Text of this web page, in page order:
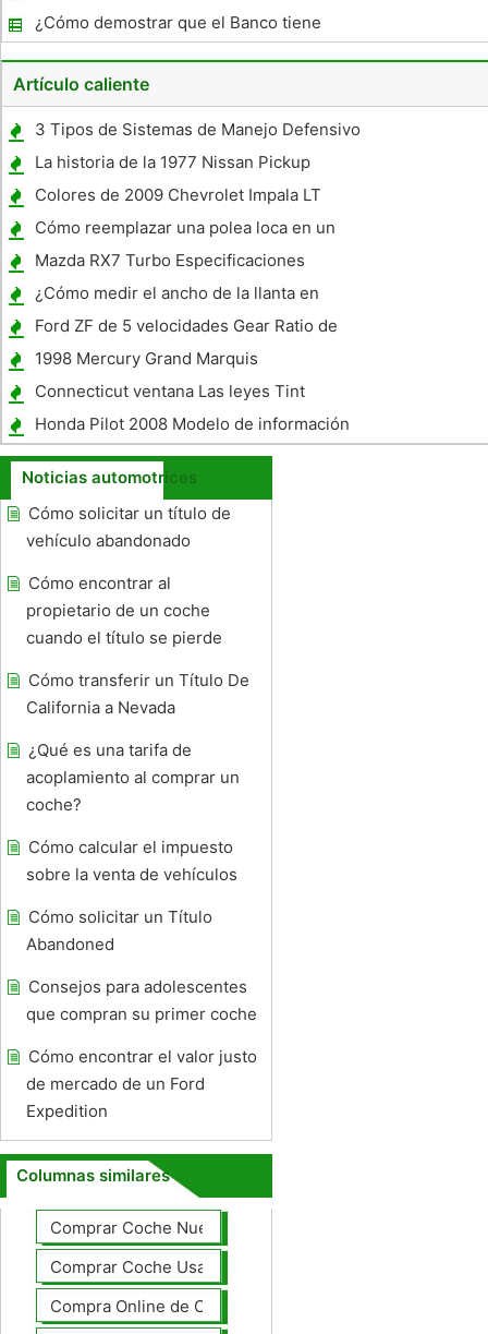
¿Cómo demostrar que el Banco tiene
seguro de Auto
Artículo caliente
3 Tipos de Sistemas de Manejo Defensivo
La historia de la 1977 Nissan Pickup
Colores de 2009 Chevrolet Impala LT
Cómo reemplazar una polea loca en un
Chevy 4.3
Mazda RX7 Turbo Especificaciones
¿Cómo medir el ancho de la llanta en
pulgadas
Ford ZF de 5 velocidades Gear Ratio de
Información
1998 Mercury Grand Marquis
Especificaciones
Connecticut ventana Las leyes Tint
Honda Pilot 2008 Modelo de información
Noticias automotrices
Cómo solicitar un título de
vehículo abandonado
Cómo encontrar al
propietario de un coche
cuando el título se pierde
Cómo transferir un Título De
California a Nevada
¿Qué es una tarifa de
acoplamiento al comprar un
coche?
Cómo calcular el impuesto
sobre la venta de vehículos
Cómo solicitar un Título
Abandoned
Consejos para adolescentes
que compran su primer coche
Cómo encontrar el valor justo
de mercado de un Ford
Expedition
Columnas similares
Comprar Coche Nuevo
Comprar Coche Usado
Compra Online de Coches